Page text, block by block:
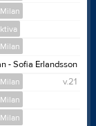
- Sofia Erlandsson
v.21